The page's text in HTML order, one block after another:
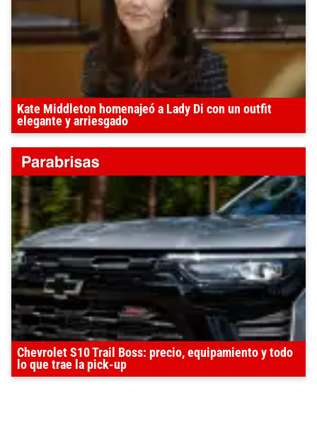
Kate Middleton homenajeó a Lady Di con un outfit
elegante y arriesgado
Chevrolet S10 Trail Boss: precio, equipamiento y todo
lo que trae la pick-up